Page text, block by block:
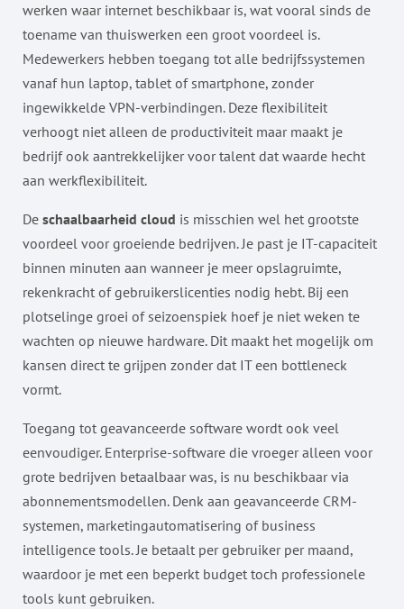
werken waar internet beschikbaar is, wat vooral sinds de
toename van thuiswerken een groot voordeel is.
Medewerkers hebben toegang tot alle bedrijfssystemen
vanaf hun laptop, tablet of smartphone, zonder
ingewikkelde VPN-verbindingen. Deze flexibiliteit
verhoogt niet alleen de productiviteit maar maakt je
bedrijf ook aantrekkelijker voor talent dat waarde hecht
aan werkflexibiliteit.
De schaalbaarheid cloud is misschien wel het grootste
voordeel voor groeiende bedrijven. Je past je IT-capaciteit
binnen minuten aan wanneer je meer opslagruimte,
rekenkracht of gebruikerslicenties nodig hebt. Bij een
plotselinge groei of seizoenspiek hoef je niet weken te
wachten op nieuwe hardware. Dit maakt het mogelijk om
kansen direct te grijpen zonder dat IT een bottleneck
vormt.
Toegang tot geavanceerde software wordt ook veel
eenvoudiger. Enterprise-software die vroeger alleen voor
grote bedrijven betaalbaar was, is nu beschikbaar via
abonnementsmodellen. Denk aan geavanceerde CRM-
systemen, marketingautomatisering of business
intelligence tools. Je betaalt per gebruiker per maand,
waardoor je met een beperkt budget toch professionele
tools kunt gebruiken.